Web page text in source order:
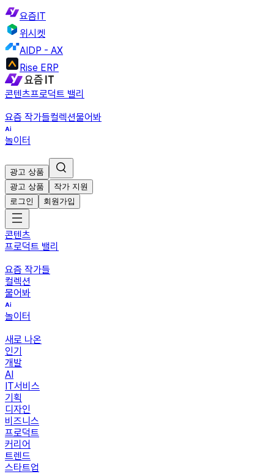
요즘IT
위시켓
AIDP - AX
Rise ERP
콘텐츠프로덕트 밸리
요즘 작가들컬렉션물어봐
놀이터
광고 상품
광고 상품
작가 지원
로그인
회원가입
콘텐츠
프로덕트 밸리
요즘 작가들
컬렉션
물어봐
놀이터
새로 나온
인기
개발
AI
IT서비스
기획
디자인
비즈니스
프로덕트
커리어
트렌드
스타트업